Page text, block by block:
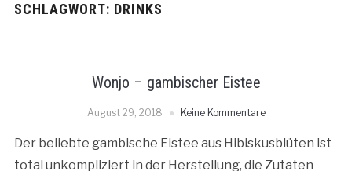
SCHLAGWORT: DRINKS
Wonjo – gambischer Eistee
August 29, 2018 Keine Kommentare
Der beliebte gambische Eistee aus Hibiskusblüten ist
total unkompliziert in der Herstellung, die Zutaten